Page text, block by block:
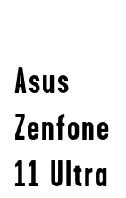
Asus
Zenfone
11 Ultra